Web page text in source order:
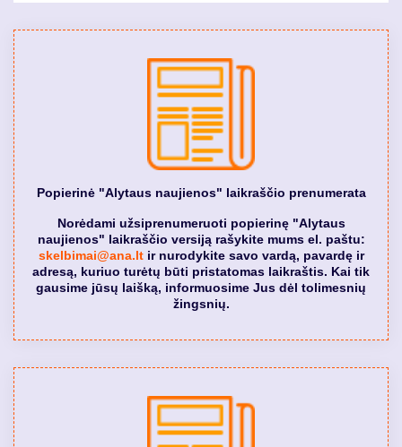
Popierinė "Alytaus naujienos" laikraščio prenumerata
Norėdami užsiprenumeruoti popierinę "Alytaus
naujienos" laikraščio versiją rašykite mums el. paštu:
skelbimai@ana.ltir nurodykite savo vardą, pavardę ir
adresą, kuriuo turėtų būti pristatomas laikraštis. Kai tik
gausime jūsų laišką, informuosime Jus dėl tolimesnių
žingsnių.